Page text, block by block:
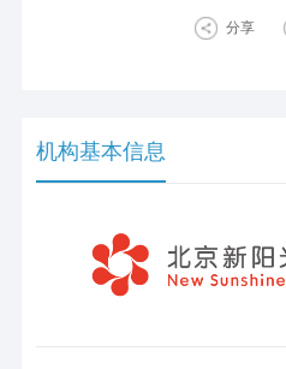
分享
机构基本信息